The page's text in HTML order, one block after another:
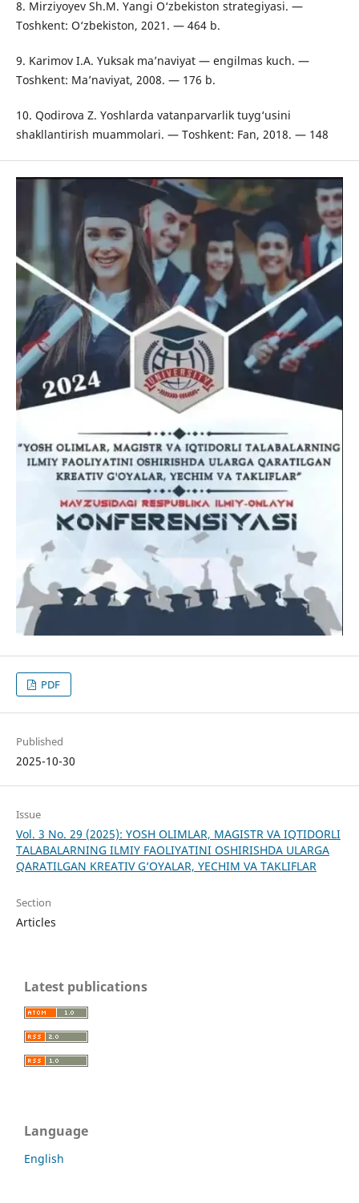
8. Mirziyoyev Sh.M. Yangi O‘zbekiston strategiyasi. —
Toshkent: O‘zbekiston, 2021. — 464 b.
9. Karimov I.A. Yuksak ma’naviyat — engilmas kuch. —
Toshkent: Ma’naviyat, 2008. — 176 b.
10. Qodirova Z. Yoshlarda vatanparvarlik tuyg‘usini
shakllantirish muammolari. — Toshkent: Fan, 2018. — 148
PDF
Published
2025-10-30
Issue
Vol. 3 No. 29 (2025): YOSH OLIMLAR, MAGISTR VA IQTIDORLI
TALABALARNING ILMIY FAOLIYATINI OSHIRISHDA ULARGA
QARATILGAN KREATIV G‘OYALAR, YECHIM VA TAKLIFLAR
Section
Articles
Latest publications
Language
English